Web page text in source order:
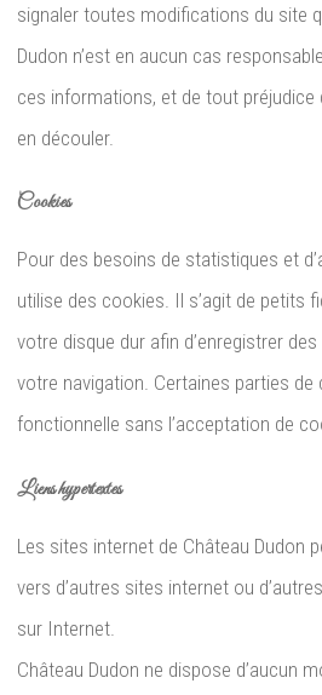
signaler toutes modifications du site
Dudon n’est en aucun cas
ces informations, et de tout
en découler.
Cookies
Pour des besoins de statistiques et
utilise des cookies. Il s’agit de petits
votre disque dur afin d’enregistrer
votre navigation. Certaines parties de
fonctionnelle sans l’acceptation de
Liens hypertextes
Les sites internet de Château Dudon
vers d’autres sites internet ou
sur Internet.
Château Dudon ne dispose d’aucun